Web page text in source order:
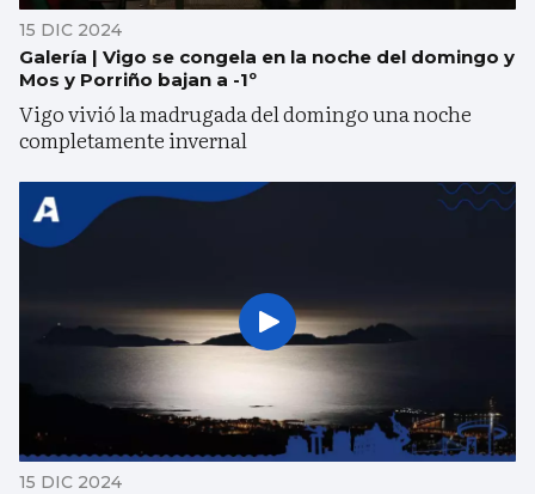
15 DIC 2024
Galería | Vigo se congela en la noche del domingo y
Mos y Porriño bajan a -1º
Vigo vivió la madrugada del domingo una noche
completamente invernal
15 DIC 2024